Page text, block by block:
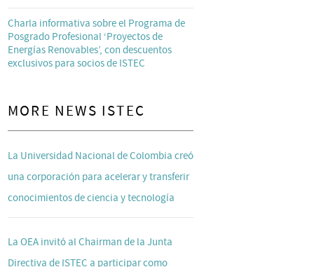
Charla informativa sobre el Programa de
Posgrado Profesional ‘Proyectos de
Energías Renovables’, con descuentos
exclusivos para socios de ISTEC
MORE NEWS ISTEC
La Universidad Nacional de Colombia creó
una corporación para acelerar y transferir
conocimientos de ciencia y tecnología
La OEA invitó al Chairman de la Junta
Directiva de ISTEC a participar como